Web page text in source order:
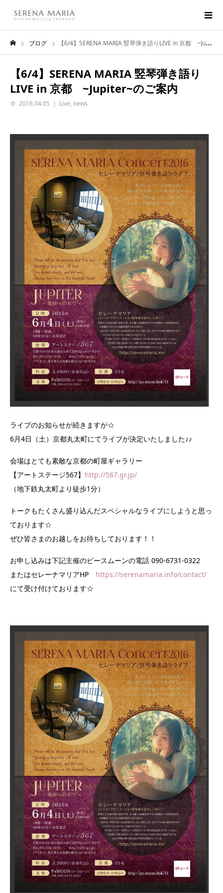
ブログ 【6/4】SERENA MARIA 竪琴弾き語りLIVE in 京都 ~Jupiter~のご案内
【6/4】SERENA MARIA 竪琴弾き語り
LIVE in 京都 ~Jupiter~のご案内
2016.04.05 Live, news
ライブのお知らせが続きますが☆
6月4日（土）京都丸太町にてライブが決定いたしました♪♪
会場はとても素敵な京都の町屋ギャラリー
【アートステージ567】 http://567.gr.jp/
（地下鉄丸太町より徒歩1分）
トークもたくさん盛り込んだスペシャルなライブにしようと思っ
ております☆
ぜひ皆さまのお越しをお待ちしております！！
お申し込みは下記主催のピースムーンの電話 090-6731-0322
またはセレーナマリアHP https://serenamaria.info/contact/
にて受け付けております☆